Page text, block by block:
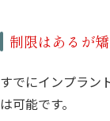
制限はあるが
すでにインプラン
は可能です。